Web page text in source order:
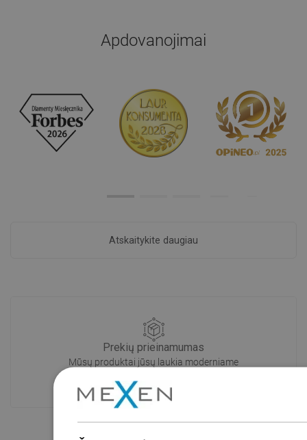
Apdovanojimai
Atskaitykite daugiau
Prekių prieinamumas
Mūsų produktai jūsų laukia moderniame
sandėlyje.Visada pasirengusi išsiųsti!